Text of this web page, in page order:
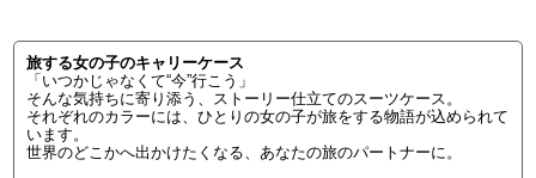
旅する女の子のキャリーケース
「いつかじゃなくて“今”行こう」
そんな気持ちに寄り添う、ストーリー仕立てのスーツケース。
それぞれのカラーには、ひとりの女の子が旅をする物語が込められて
います。
世界のどこかへ出かけたくなる、あなたの旅のパートナーに。